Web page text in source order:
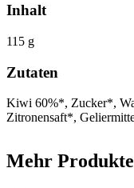
Inhalt
115 g
Zutaten
Kiwi 60%*, Zucker*,
Zitronensaft*,
Mehr Produkte